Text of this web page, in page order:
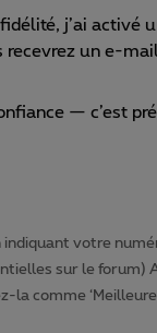
j’ai activé
recevrez un e-
— c’est
votre
sur le forum)
comme ‘Meilleure